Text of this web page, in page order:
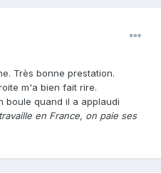
Très bonne prestation.
m'a bien fait rire.
boule quand il a applaudi
en France, on paie ses